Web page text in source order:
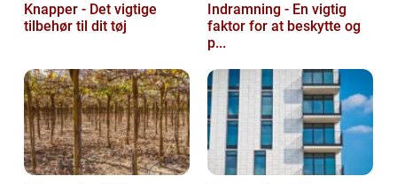
Knapper - Det vigtige
tilbehør til dit tøj
Indramning - En vigtig
faktor for at beskytte og
p...